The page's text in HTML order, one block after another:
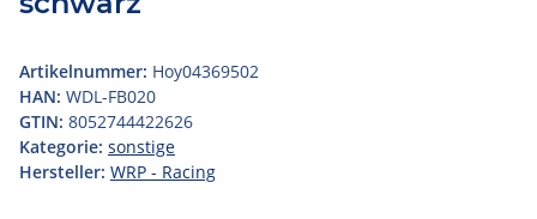
Artikelnummer: Hoy04369502
HAN: WDL-FB020
GTIN: 8052744422626
Kategorie: sonstige
Hersteller: WRP - Racing